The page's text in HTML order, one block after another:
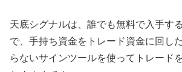
天底シグナルは、誰でも無料で入手す
で、手持ち資金をトレード資金に回し
らないサインツールを使ってトレード